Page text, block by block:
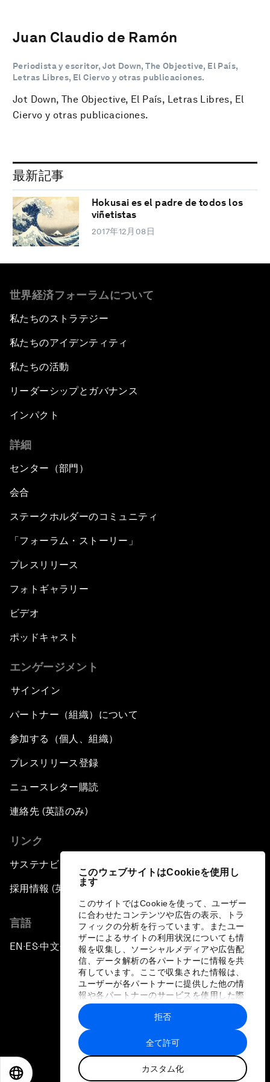
このウェブサイトはCookieを使用し
ます
このサイトではCookieを使って、ユーザー
に合わせたコンテンツや広告の表示、トラ
フィックの分析を行っています。またユー
ザーによるサイトの利用状況についても情
報を収集し、ソーシャルメディアや広告配
信、データ解析の各パートナーに情報を共
有しています。ここで収集された情報は、
ユーザーが各パートナーに提供した他の情
報や各パートナーのサービスを使用した際
に収集された情報と組み合わされ、各パー
トナーによって使用されることがありま
す。
全て許可
カスタム化
拒否
Juan Claudio de Ramón
Periodista y escritor, Jot Down, The Objective, El País,
Letras Libres, El Ciervo y otras publicaciones.
Jot Down, The Objective, El País, Letras Libres, El
Ciervo y otras publicaciones.
最新記事
Hokusai es el padre de todos los
viñetistas
2017年12月08日
世界経済フォーラムについて
私たちのストラテジー
私たちのアイデンティティ
私たちの活動
リーダーシップとガバナンス
インパクト
詳細
センター（部門）
会合
ステークホルダーのコミュニティ
「フォーラム・ストーリー」
プレスリリース
フォトギャラリー
ビデオ
ポッドキャスト
エンゲージメント
サインイン
パートナー（組織）について
参加する（個人、組織）
プレスリリース登録
ニュースレター購読
連絡先 (英語のみ)
リンク
サステナビリティへの取り組み
採用情報 (英語のみ)
言語
EN ▪ES▪中文▪ 日本語
プライバシーポリシーと利用規約
サイトマップ
©
世界経済フォーラム